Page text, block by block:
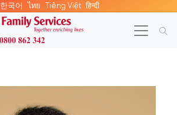
한국어 ไทย Tiếng Việt हिन्दी